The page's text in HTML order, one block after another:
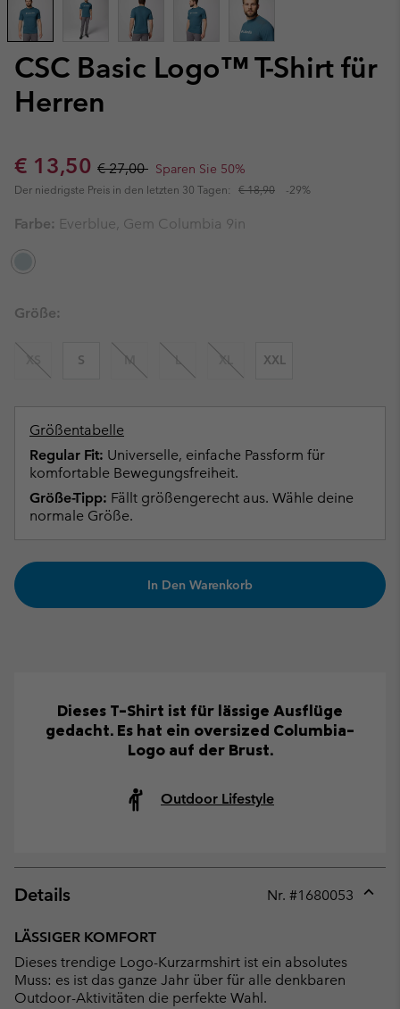
CSC Basic Logo™ T-Shirt für
Herren
Sale price:
€ 13,50 Regular price:
€ 27,00 Sparen Sie 50%
Der niedrigste Preis in den letzten 30 Tagen: € 18,90 -29%
Farbe: Everblue, Gem Columbia 9in
Größe:
XS S M L XL XXL
Größentabelle
Regular Fit: Universelle, einfache Passform für
komfortable Bewegungsfreiheit.
Größe-Tipp: Fällt größengerecht aus. Wähle deine
normale Größe.
In Den Warenkorb
Dieses T-Shirt ist für lässige Ausflüge
gedacht. Es hat ein oversized Columbia-
Logo auf der Brust.
Outdoor Lifestyle
Details Nr. #1680053
LÄSSIGER KOMFORT
Dieses trendige Logo-Kurzarmshirt ist ein absolutes
Muss: es ist das ganze Jahr über für alle denkbaren
Outdoor-Aktivitäten die perfekte Wahl.